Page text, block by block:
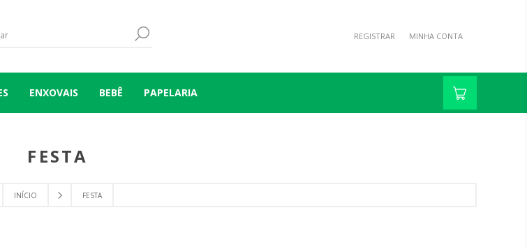
REGISTRAR MINHA CONTA
ENXOVAIS BEBÊ PAPELARIA
INÍCIO FESTA
FESTA